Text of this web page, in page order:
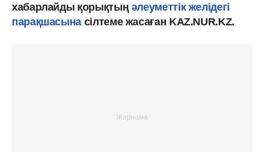
хабарлайды қорықтың әлеуметтік желідегі
парақшасына сілтеме жасаған KAZ.NUR.KZ.